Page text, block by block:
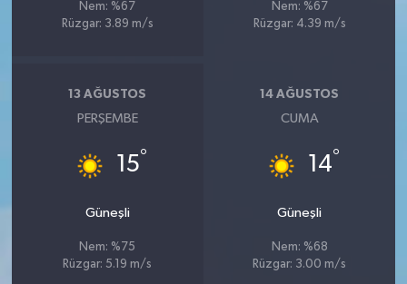
Nem: %67
Rüzgar: 3.89 m/s
Nem: %67
Rüzgar: 4.39 m/s
13 AĞUSTOS
PERŞEMBE
15°
Güneşli
Nem: %75
Rüzgar: 5.19 m/s
14 AĞUSTOS
CUMA
14°
Güneşli
Nem: %68
Rüzgar: 3.00 m/s